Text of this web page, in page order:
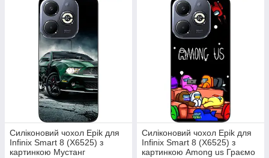
Силіконовий чохол Epik для
Infinix Smart 8 (X6525) з
картинкою Мустанг
Силіконовий чохол Epik для
Infinix Smart 8 (X6525) з
картинкою Among us Граємо